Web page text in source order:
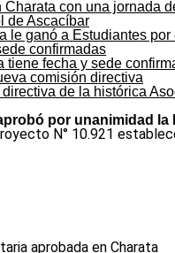
con una jornada
le ganó a Estudiantes por
tiene fecha y sede
de la histórica
por unanimidad
N° 10.921